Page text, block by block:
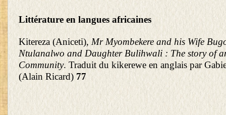
Littérature en langues africaines
Kitereza (Aniceti),Mr Myombekere and his Wife
Ntulanalwo and Daughter Bulihwali : The storyof
Community. Traduit du kikerewe en anglais par
(Alain Ricard) 77